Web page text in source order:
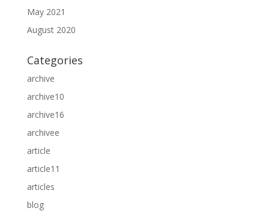
May 2021
August 2020
Categories
archive
archive10
archive16
archivee
article
article11
articles
blog